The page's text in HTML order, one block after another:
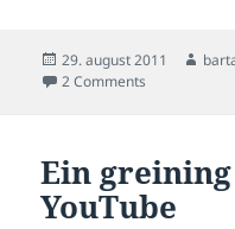
Posted
on
29. august 2011
2 Comments
Ein greining
YouTube